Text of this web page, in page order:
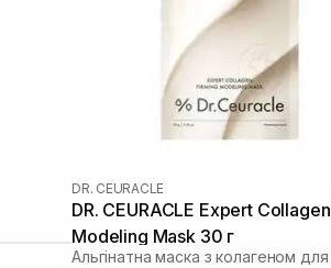
DR. CEURACLE
DR. CEURACLE Expert Collagen
Modeling Mask 30 г
Альгінатна маска з колагеном для